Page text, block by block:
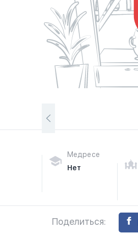
Медресе
Нет
Поделиться: